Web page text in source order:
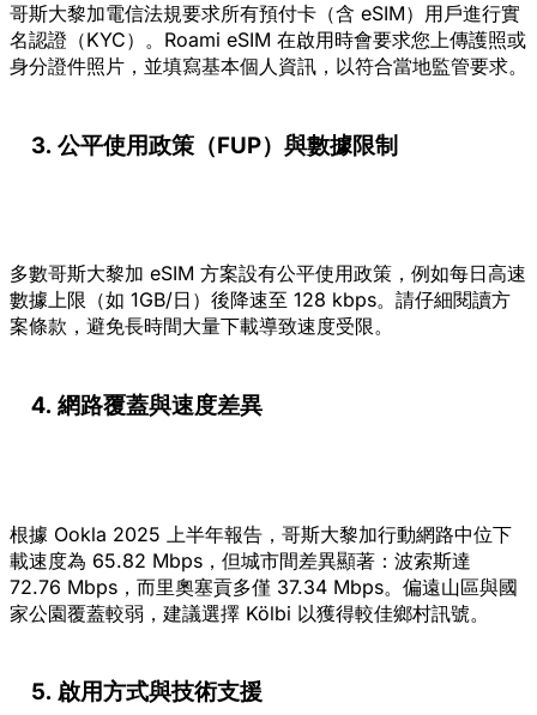
哥斯大黎加電信法規要求所有預付卡（含 eSIM）用戶進行實
名認證（KYC）。Roami eSIM 在啟用時會要求您上傳護照或
身分證件照片，並填寫基本個人資訊，以符合當地監管要求。
公平使用政策（FUP）與數據限制
多數哥斯大黎加 eSIM 方案設有公平使用政策，例如每日高速
數據上限（如 1GB/日）後降速至 128 kbps。請仔細閱讀方
案條款，避免長時間大量下載導致速度受限。
網路覆蓋與速度差異
根據 Ookla 2025 上半年報告，哥斯大黎加行動網路中位下
載速度為 65.82 Mbps，但城市間差異顯著：波索斯達
72.76 Mbps，而里奧塞貢多僅 37.34 Mbps。偏遠山區與國
家公園覆蓋較弱，建議選擇 Kölbi 以獲得較佳鄉村訊號。
啟用方式與技術支援